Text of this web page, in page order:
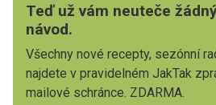
Teď už vám neuteče
návod.
Všechny nové recepty, sezónní
najdete v pravidelném JakTak
mailové schránce. ZDARMA.